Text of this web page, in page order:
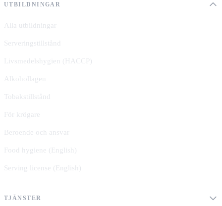
UTBILDNINGAR
Alla utbildningar
Serveringstillstånd
Livsmedelshygien (HACCP)
Alkohollagen
Tobakstillstånd
För krögare
Beroende och ansvar
Food hygiene (English)
Serving license (English)
TJÄNSTER